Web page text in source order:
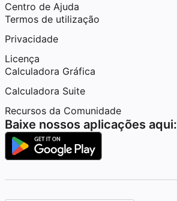
Centro de Ajuda
Termos de utilização
Privacidade
Licença
Calculadora Gráfica
Calculadora Suite
Recursos da Comunidade
Baixe nossos aplicações aqui: